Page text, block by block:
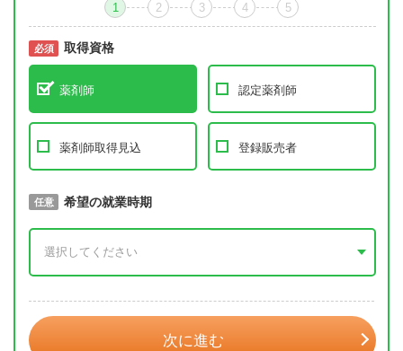
1 2 3 4 5
必須 取得資格
薬剤師 認定薬剤師
薬剤師取得見込 登録販売者
必須 取得予定年
任意 希望の就業時期
次に進む